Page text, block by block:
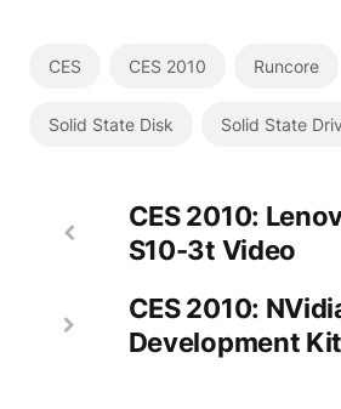
CES CES 2010 Runcore
Solid State Disk Solid State
CES 2010:
S10-3t Video
CES 2010:
Development Kit